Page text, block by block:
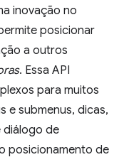
inovação no
posicionar
a outros
. Essa API
para muitos
e submenus, dicas,
diálogo de
posicionamento de